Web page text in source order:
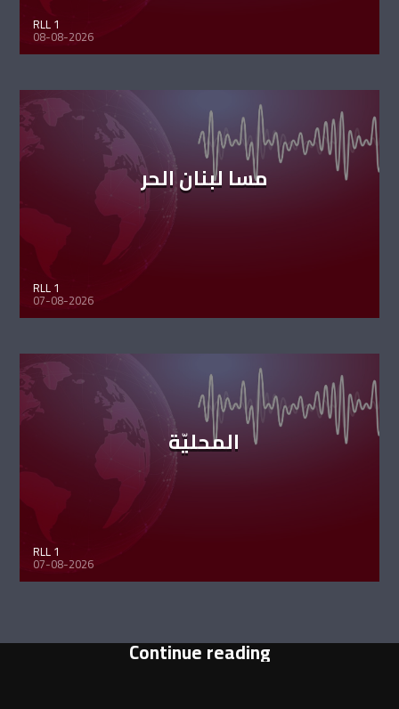
RLL 1
08-08-2026
مسا لبنان الحر
RLL 1
07-08-2026
المحليّة
RLL 1
07-08-2026
Continue reading